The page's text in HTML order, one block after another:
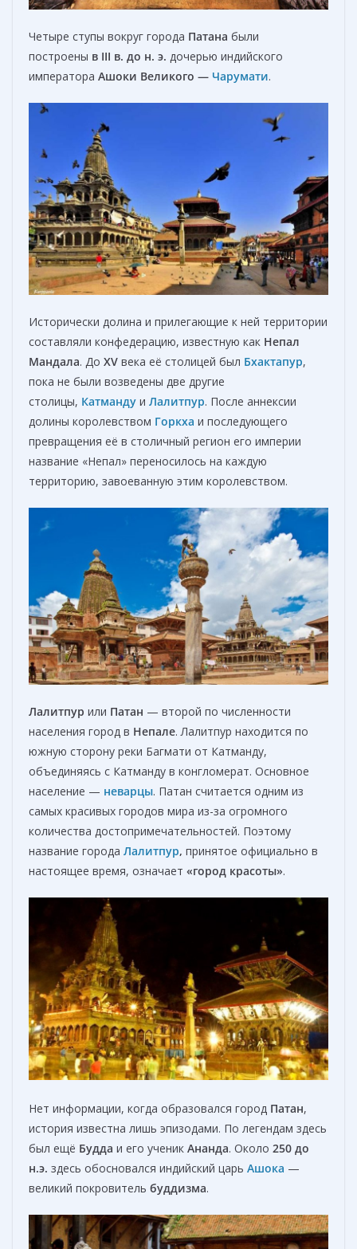
Четыре ступы вокруг города Патана были
построены в III в. до н. э. дочерью индийского
императора Ашоки Великого — Чарумати.
Исторически долина и прилегающие к ней территории
составляли конфедерацию, известную как Непал
Мандала. До XV века её столицей был Бхактапур,
пока не были возведены две другие
столицы, Катманду и Лалитпур. После аннексии
долины королевством Горкха и последующего
превращения её в столичный регион его империи
название «Непал» переносилось на каждую
территорию, завоеванную этим королевством.
Лалитпур или Патан — второй по численности
населения город в Непале. Лалитпур находится по
южную сторону реки Багмати от Катманду,
объединяясь с Катманду в конгломерат. Основное
население — неварцы. Патан считается одним из
самых красивых городов мира из-за огромного
количества достопримечательностей. Поэтому
название города Лалитпур, принятое официально в
настоящее время, означает «город красоты».
Нет информации, когда образовался город Патан,
история известна лишь эпизодами. По легендам здесь
был ещё Будда и его ученик Ананда. Около 250 до
н.э. здесь обосновался индийский царь Ашока —
великий покровитель буддизма.